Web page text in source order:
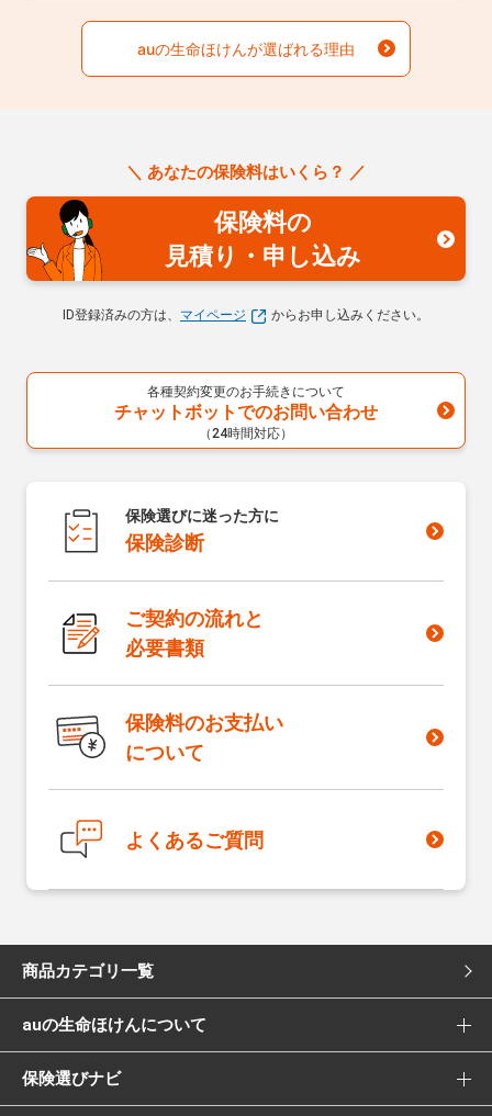
auの生命ほけんが選ばれる理由
＼ あなたの保険料はいくら？ ／
保険料の
見積り・申し込み
ID登録済みの方は、 マイページ からお申し込みください。
各種契約変更のお手続きについて
チャットボットでのお問い合わせ
（24時間対応）
保険選びに迷った方に
保険診断
ご契約の流れと
必要書類
保険料のお支払い
について
よくあるご質問
商品カテゴリ一覧
死亡保険
医療保険
auの生命ほけんについて
選ばれる理由
保険選びナビ